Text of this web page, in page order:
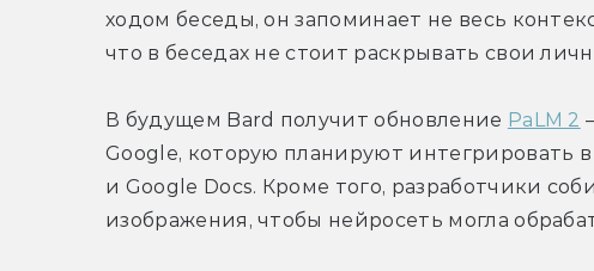
ходом беседы, он запоминает не весь
что в беседах не стоит раскрывать свои
В будущем Bard получит обновление PaLM 2
Google, которую планируют интегрировать
и Google Docs. Кроме того, разработчики
изображения, чтобы нейросеть могла